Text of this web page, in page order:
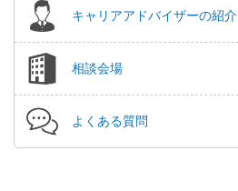
キャリアアドバイザーの紹介
相談会場
よくある質問